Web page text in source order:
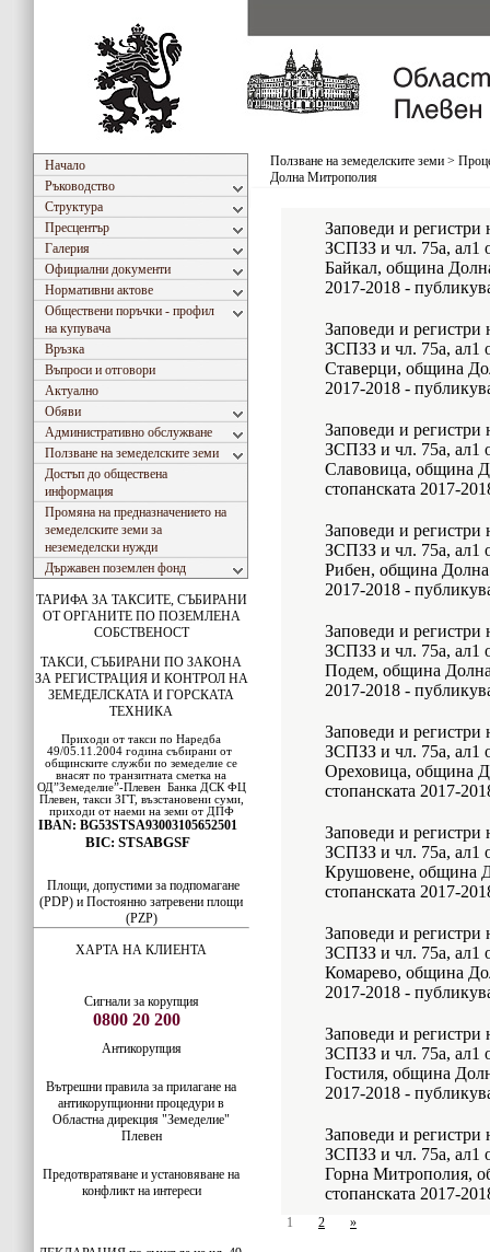
Начало
Ръководство
Структура
Пресцентър
Галерия
Официални документи
Нормативни актове
Обществени поръчки - профил
на купувача
Връзка
Въпроси и отговори
Актуално
Обяви
Административно обслужване
Ползване на земеделските земи
Достъп до обществена
информация
Промяна на предназначението на
земеделските земи за
неземеделски нужди
Държавен поземлен фонд
ТАРИФА ЗА ТАКСИТЕ, СЪБИРАНИ
ОТ ОРГАНИТЕ ПО ПОЗЕМЛЕНА
СОБСТВЕНОСТ
ТАКСИ, СЪБИРАНИ ПО ЗАКОНА
ЗА РЕГИСТРАЦИЯ И КОНТРОЛ НА
ЗЕМЕДЕЛСКАТА И ГОРСКАТА
ТЕХНИКА
Приходи от такси по Наредба
49/05.11.2004 година събирани от
общинските служби по земеделие се
внасят по транзитната сметка на
ОД”Земеделие”-Плевен Банка ДСКФЦ
Плевен, такси ЗГТ, възстановени суми,
приходи от наеми на земи от ДПФ
IBAN: BG53STSA93003105652501
BIC: STSABGSF
Площи, допустими за подпомагане
(PDP) и Постоянно затревени площи
(PZP)
ХАРТА НА КЛИЕНТА
Сигнали за корупция
0800 20 200
Антикорупция
Вътрешни правила за прилагане на
антикорупционни процедури в
Областна дирекция "Земеделие"
Плевен
Предотвратяване и установяване на
конфликт на интереси
Ползване на земеделските земи >
Долна Митрополия
Заповеди и регистри
ЗСПЗЗ и чл. 75а, ал1
Байкал, община
2017-2018 -
Заповеди и регистри
ЗСПЗЗ и чл. 75а, ал1
Ставерци, община
2017-2018 -
Заповеди и регистри
ЗСПЗЗ и чл. 75а, ал1
Славовица, община
стопанската 2017-
Заповеди и регистри
ЗСПЗЗ и чл. 75а, ал1
Рибен, община Долна
2017-2018 -
Заповеди и регистри
ЗСПЗЗ и чл. 75а, ал1
Подем, община
2017-2018 -
Заповеди и регистри
ЗСПЗЗ и чл. 75а, ал1
Ореховица, община
стопанската 2017-
Заповеди и регистри
ЗСПЗЗ и чл. 75а, ал1
Крушовене, община
стопанската 2017-
Заповеди и регистри
ЗСПЗЗ и чл. 75а, ал1
Комарево, община
2017-2018 -
Заповеди и регистри
ЗСПЗЗ и чл. 75а, ал1
Гостиля, община
2017-2018 -
Заповеди и регистри
ЗСПЗЗ и чл. 75а, ал1
Горна Митрополия,
стопанската 2017-
1 2 »